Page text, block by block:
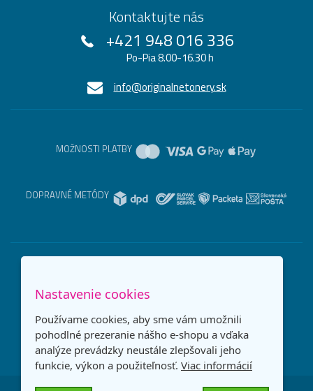
Kontaktujte nás
+421 948 016 336
Po-Pia 8.00-16.30 h
info@originalnetonery.sk
MOŽNOSTI PLATBY
DOPRAVNÉ METÓDY
Nastavenie cookies
Používame cookies, aby sme vám umožnili
pohodlné prezeranie nášho e-shopu a vďaka
analýze prevádzky neustále zlepšovali jeho
funkcie, výkon a použiteľnosť. Viac informácií